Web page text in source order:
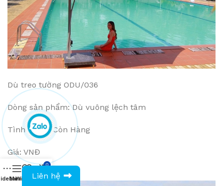
Dù treo tường ODU/036
Dòng sản phẩm: Dù vuông lệch tâm
Tình trạng: Còn Hàng
Giá: VNĐ
MenuWishlistCompare
0
Cart
Liên hệ
0943594386